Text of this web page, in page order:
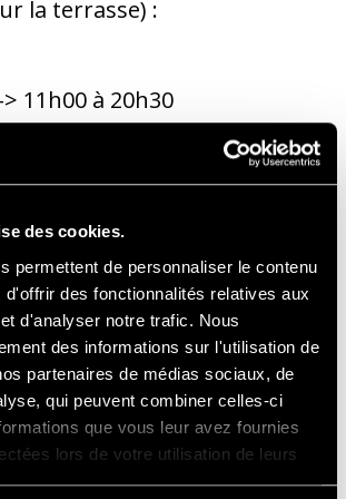
des cookies.
permettent de personnaliser le contenu
d'offrir des fonctionnalités relatives aux
d'analyser notre trafic. Nous
des informations sur l'utilisation de
partenaires de médias sociaux, de
qui peuvent combiner celles-ci
que vous leur avez fournies
lors de votre utilisation de leurs
la terrasse) :
> 11h00 à 20h30
30 -> 10h30 à 20h00
-> 10h30 à 21h00
02 -> 09h00 à 16h30
(proche de la tour Hankook) :
11h00 à 19h30
-> 10h30 à 19h30